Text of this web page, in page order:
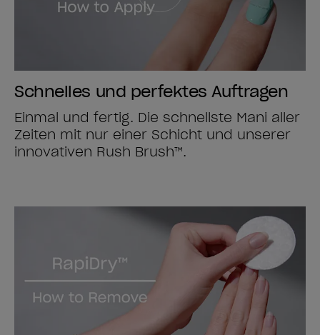
Schnelles und perfektes Auftragen
Einmal und fertig. Die schnellste Mani aller
Zeiten mit nur einer Schicht und unserer
innovativen Rush Brush™.